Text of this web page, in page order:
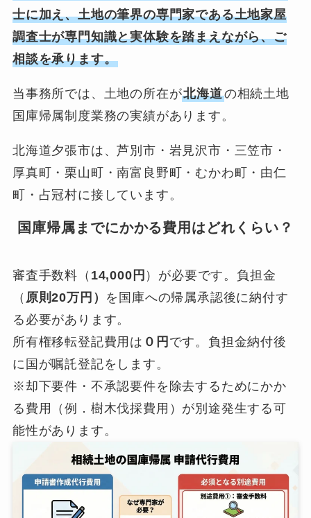
士に加え、土地の筆界の専門家である土地家屋
調査士が専門知識と実体験を踏まえながら、ご
相談を承ります。
当事務所では、土地の所在が北海道の相続土地
国庫帰属制度業務の実績があります。
北海道夕張市は、芦別市・岩見沢市・三笠市・
厚真町・栗山町・南富良野町・むかわ町・由仁
町・占冠村に接しています。
国庫帰属までにかかる費用はどれくらい？
審査手数料（ 14,000円 ）が必要です。負担金
（ 原則20万円） を国庫への帰属承認後に納付す
る必要があります。
所有権移転登記費用は ０円 です。負担金納付後
に国が嘱託登記をします。
※却下要件・不承認要件を除去するためにかか
る費用（例．樹木伐採費用）が別途発生する可
能性があります。